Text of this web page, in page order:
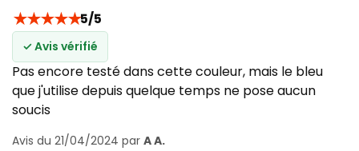
★★★★★5/5
✓ Avis vérifié
Pas encore testé dans cette couleur, mais le bleu
que j'utilise depuis quelque temps ne pose aucun
soucis
Avis du 21/04/2024 par A A.